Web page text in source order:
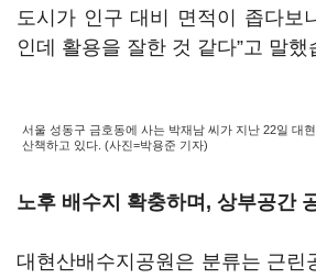
도시가 인구 대비 면적이 좁다보
인데 활용을 잘한 것 같다”고 말했
서울 성동구 금호동에 사는 박재남 씨가 지난 22일 대
산책하고 있다. (사진=박용준 기자)
노후 배수지 확충하며, 상부공간
대현산배수지공원은 분류는 근린